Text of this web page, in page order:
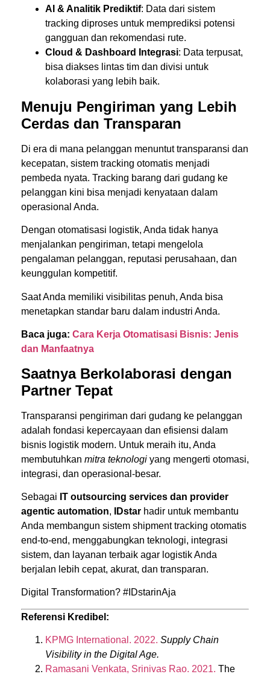
AI & Analitik Prediktif: Data dari sistem
tracking diproses untuk memprediksi potensi
gangguan dan rekomendasi rute.
Cloud & Dashboard Integrasi: Data terpusat,
bisa diakses lintas tim dan divisi untuk
kolaborasi yang lebih baik.
Menuju Pengiriman yang Lebih
Cerdas dan Transparan
Di era di mana pelanggan menuntut transparansi dan
kecepatan, sistem tracking otomatis menjadi
pembeda nyata. Tracking barang dari gudang ke
pelanggan kini bisa menjadi kenyataan dalam
operasional Anda.
Dengan otomatisasi logistik, Anda tidak hanya
menjalankan pengiriman, tetapi mengelola
pengalaman pelanggan, reputasi perusahaan, dan
keunggulan kompetitif.
Saat Anda memiliki visibilitas penuh, Anda bisa
menetapkan standar baru dalam industri Anda.
Baca juga: Cara Kerja Otomatisasi Bisnis: Jenis
dan Manfaatnya
Saatnya Berkolaborasi dengan
Partner Tepat
Transparansi pengiriman dari gudang ke pelanggan
adalah fondasi kepercayaan dan efisiensi dalam
bisnis logistik modern. Untuk meraih itu, Anda
membutuhkan mitra teknologi yang mengerti otomasi,
integrasi, dan operasional-besar.
Sebagai IT outsourcing services dan provider
agentic automation, IDstar hadir untuk membantu
Anda membangun sistem shipment tracking otomatis
end-to-end, menggabungkan teknologi, integrasi
sistem, dan layanan terbaik agar logistik Anda
berjalan lebih cepat, akurat, dan transparan.
Digital Transformation? #IDstarinAja
Referensi Kredibel:
KPMG International. 2022. Supply Chain
Visibility in the Digital Age.
Ramasani Venkata, Srinivas Rao. 2021. The